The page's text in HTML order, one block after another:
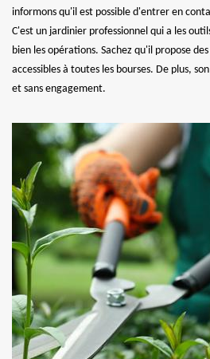
informons qu'il est possible d'entrer en
C'est un jardinier professionnel qui a les
bien les opérations. Sachez qu'il propose
accessibles à toutes les bourses. De plus,
et sans engagement.